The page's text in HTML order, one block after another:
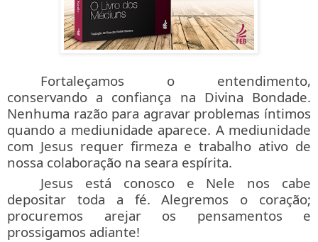
Fortaleçamos o entendimento,
conservando a confiança na Divina Bondade.
Nenhuma razão para agravar problemas íntimos
quando a mediunidade aparece. A mediunidade
com Jesus requer firmeza e trabalho ativo de
nossa colaboração na seara espírita.
Jesus está conosco e Nele nos cabe
depositar toda a fé. Alegremos o coração;
procuremos arejar os pensamentos e
prossigamos adiante!